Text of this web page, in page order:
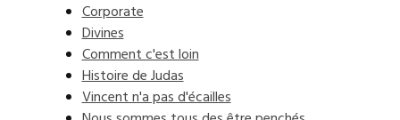
Corporate
Divines
Comment c'est loin
Histoire de Judas
Vincent n'a pas d'écailles